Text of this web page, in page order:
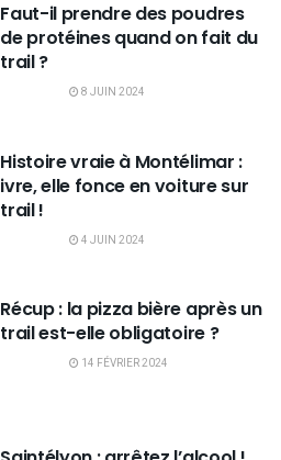
Faut-il prendre des poudres
de protéines quand on fait du
trail ?
8 JUIN 2024
Histoire vraie à Montélimar :
ivre, elle fonce en voiture sur
trail !
4 JUIN 2024
Récup : la pizza bière après un
trail est-elle obligatoire ?
14 FÉVRIER 2024